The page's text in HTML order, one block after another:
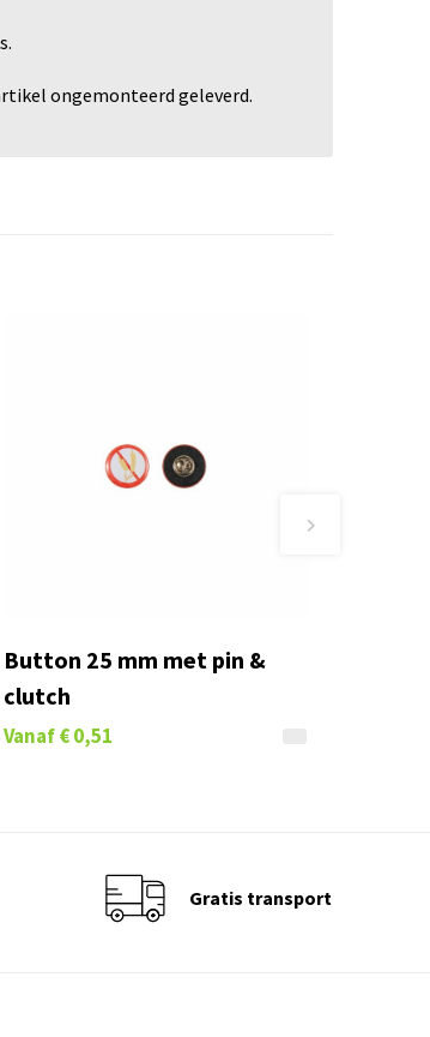
ongemonteerd geleverd.
Button 25 mm met pin &
clutch
Vanaf€ 0,51
Gratis transport